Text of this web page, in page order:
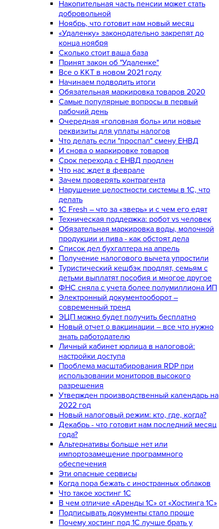
Накопительная часть пенсии может стать
добровольной
Ноябрь, что готовит нам новый месяц
«Удаленку» законодательно закрепят до
конца ноября
Сколько стоит ваша база
Принят закон об "Удаленке"
Все о ККТ в новом 2021 году
Начинаем подводить итоги
Обязательная маркировка товаров 2020
Самые популярные вопросы в первый
рабочий день
Очередная «головная боль» или новые
реквизиты для уплаты налогов
Что делать если "проспал" смену ЕНВД
И снова о маркировке товаров
Срок перехода с ЕНВД продлен
Что нас ждет в феврале
Зачем проверять контрагента
Нарушение целостности системы в 1С, что
делать
1С Fresh – что за «зверь» и с чем его едят
Техническая поддержка: робот vs человек
Обязательная маркировка воды, молочной
продукции и пива - как обстоят дела
Список дел бухгалтера на апрель
Получение налогового вычета упростили
Туристический кешбэк продлят, семьям с
детьми выплатят пособия и многое другое
ФНС сняла с учета более полумиллиона ИП
Электронный документооборот –
современный тренд
ЭЦП можно будет получить бесплатно
Новый отчет о вакцинации – все что нужно
знать работодателю
Личный кабинет юрлица в налоговой:
настройки доступа
Проблема масштабирования RDP при
использовании мониторов высокого
разрешения
Утвержден производственный календарь на
2022 год
Новый налоговый режим: кто, где, когда?
Декабрь - что готовит нам последний месяц
года?
Альтернативы больше нет или
импортозамещение программного
обеспечения
Эти опасные сервисы
Когда пора бежать с иностранных облаков
Что такое хостинг 1С
В чем отличие «Аренды 1С» от «Хостинга 1С»
Подписывать документы стало проще
Почему хостинг под 1С лучше брать у